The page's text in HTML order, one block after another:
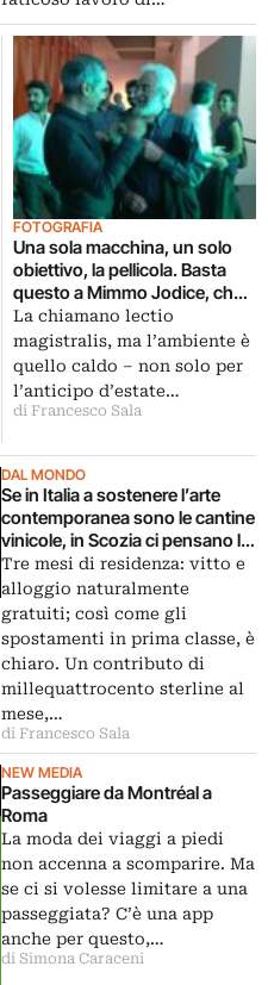
FOTOGRAFIA
Una sola macchina, un solo
obiettivo, la pellicola. Basta
questo a Mimmo Jodice, che
in Triennale svela il suo modo
di fare fotografia:
chiacchierata a viso aperto
con Lella Costa e ospiti vari
La chiamano lectio
magistralis, ma l’ambiente è
quello caldo – non solo per
l’anticipo d’estate…
di Francesco Sala
DAL MONDO
Se in Italia a sostenere l’arte
contemporanea sono le cantine
vinicole, in Scozia ci pensano le
distillerie di whisky. Tre mesi di
residenza alla Glenfiddich per
otto artisti internazionali: prima
scelta il canadese Daniel Barrow
Tre mesi di residenza: vitto e
alloggio naturalmente
gratuiti; così come gli
spostamenti in prima classe, è
chiaro. Un contributo di
millequattrocento sterline al
mese,…
di Francesco Sala
NEW MEDIA
Passeggiare da Montréal a
Roma
La moda dei viaggi a piedi
non accenna a scomparire. Ma
se ci si volesse limitare a una
passeggiata? C’è una app
anche per questo,…
di Simona Caraceni